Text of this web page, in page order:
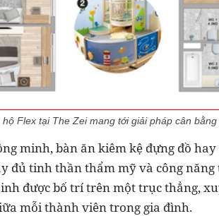
hộ Flex tại The Zei mang tới giải pháp cân
minh, bàn ăn kiêm kệ đựng đồ
đủ tinh thần thẩm mỹ và công
được bố trí trên một trục thẳng,
mỗi thành viên trong gia đình.